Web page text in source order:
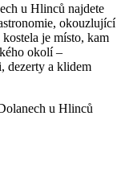
u Hlinců najdete
okouzlující
je místo, kam
okolí –
dezerty a klidem